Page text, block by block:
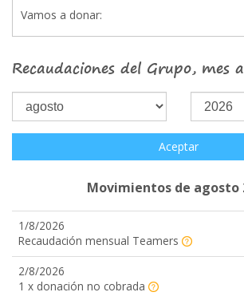
Vamos a donar:
Recaudaciones del Grupo, mes
Aceptar
Movimientos de agosto
1/8/2026
Recaudación mensual Teamers
2/8/2026
1 x donación no cobrada